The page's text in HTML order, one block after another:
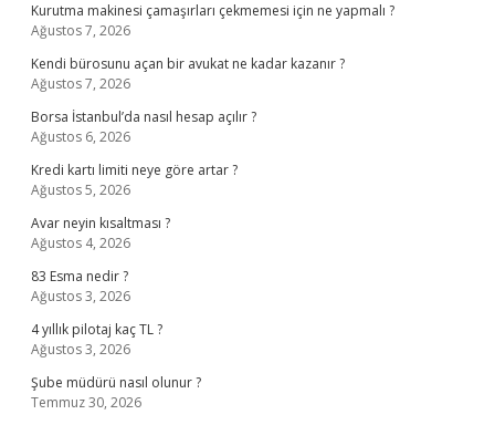
Kurutma makinesi çamaşırları çekmemesi için ne yapmalı ?
Ağustos 7, 2026
Kendi bürosunu açan bir avukat ne kadar kazanır ?
Ağustos 7, 2026
Borsa İstanbul’da nasıl hesap açılır ?
Ağustos 6, 2026
Kredi kartı limiti neye göre artar ?
Ağustos 5, 2026
Avar neyin kısaltması ?
Ağustos 4, 2026
83 Esma nedir ?
Ağustos 3, 2026
4 yıllık pilotaj kaç TL ?
Ağustos 3, 2026
Şube müdürü nasıl olunur ?
Temmuz 30, 2026